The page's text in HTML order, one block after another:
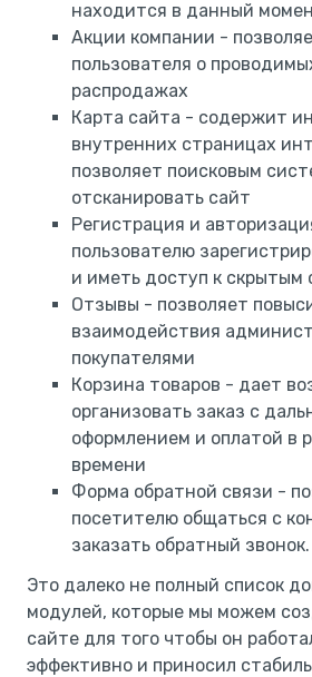
находится в данный
Акции компании -
пользователя о
распродажах
Карта сайта - содержит
внутренних страницах
позволяет поисковым
отсканировать сайт
Регистрация и
пользователю
и иметь доступ к скрытым
Отзывы - позволяет
взаимодействия
покупателями
Корзина товаров - дает
организовать заказ с
оформлением и оплатой в
времени
Форма обратной связи -
посетителю общаться с
заказать обратный звонок.
Это далеко не полный список
модулей, которые мы можем
сайте для того чтобы он
эффективно и приносил